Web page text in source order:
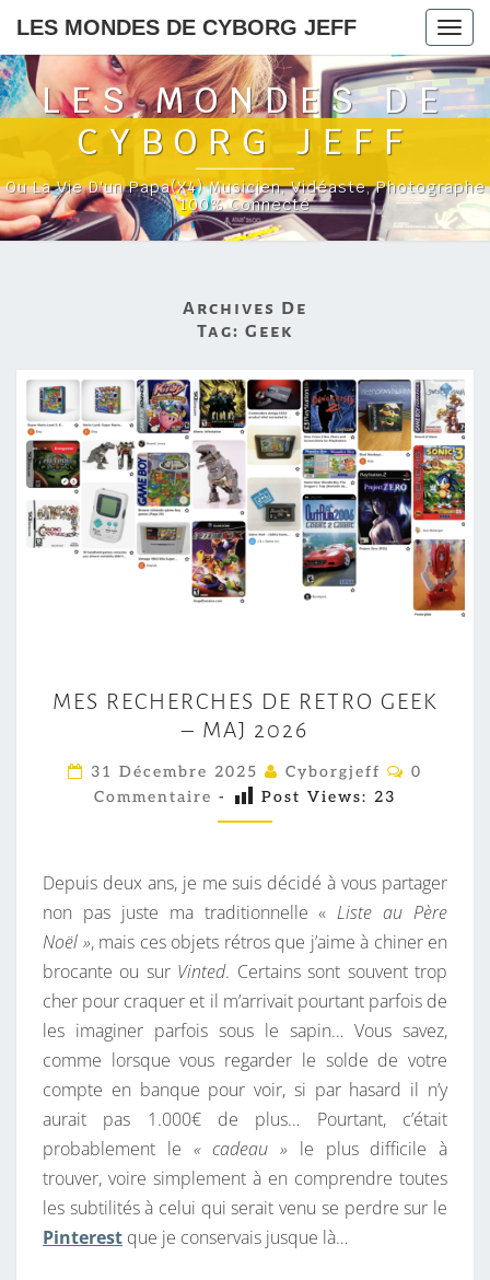
LES MONDES DE CYBORG JEFF
LES MONDES DE
CYBORG JEFF
Ou La Vie D'un Papa(x4) Musicien, Vidéaste, Photographe
100% Connecté
Archives De
Tag: Geek
E
S
R
E
C
E
R
C
H
E
S
D
E
R
E
T
R
O
MES RECHERCHES DE RETRO GEEK
– MAJ 2026
31 Décembre 2025 Cyborgjeff
C
A
E
0
Commentaire - Post Views: 23
Depuis deux ans, je me suis décidé à vous partager
non pas juste ma traditionnelle «Liste au Père
Noël », mais ces objets rétros que j’aime à chiner en
brocante ou sur Vinted. Certains sont souvent trop
cher pour craquer et il m’arrivait pourtant parfois de
les imaginer parfois sous le sapin… Vous savez,
comme lorsque vous regarder le solde de votre
compte en banque pour voir, si par hasard il n’y
aurait pas 1.000€ de plus… Pourtant, c’était
probablement le « cadeau » le plus difficile à
trouver, voire simplement à en comprendre toutes
les subtilités à celui qui serait venu se perdre sur le
Pinterest que je conservais jusque là…